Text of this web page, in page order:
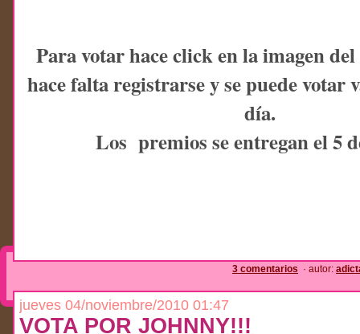
Para votar hace click en la imagen
hace falta registrarse y se puede votar
día.
Los premiosse entregan el 5
3 comentarios · autor:
jueves 04/noviembre/2010 01:47
VOTA POR JOHNNY!!!